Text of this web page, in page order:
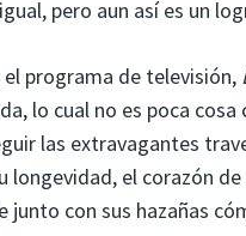
pero aun así es un
el programa de televisión,
lo cual no es poca
las extravagantes
longevidad, el corazón de
junto con sus hazañas